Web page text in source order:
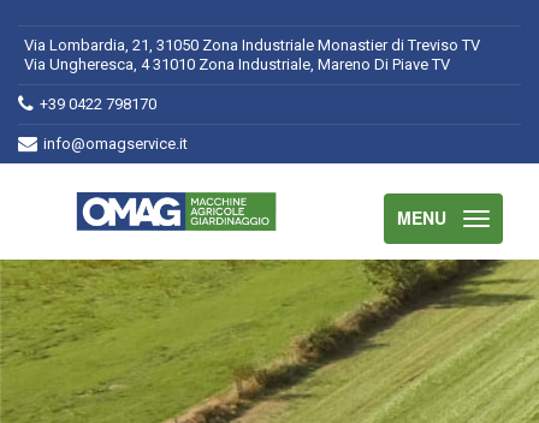
Via Lombardia, 21, 31050 Zona Industriale Monastier di Treviso TV
Via Ungheresca, 4 31010 Zona Industriale, Mareno Di Piave TV
+39 0422 798170
info@omagservice.it
MENU